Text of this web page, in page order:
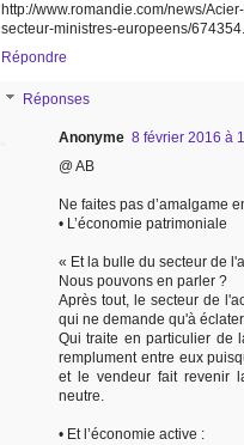
http://www.romandie.com/news/
secteur-ministres-europeens/
Répondre
Réponses
Anonyme 8 février 2016 à
@ AB
Ne faites pas d’amalgame
• L’économie patrimoniale
« Et la bulle du secteur de
Nous pouvons en parler ?
Après tout, le secteur de
qui ne demande qu'à
Qui traite en particulier de
remplument entre eux
et le vendeur fait revenir
neutre.
• Et l’économie active :